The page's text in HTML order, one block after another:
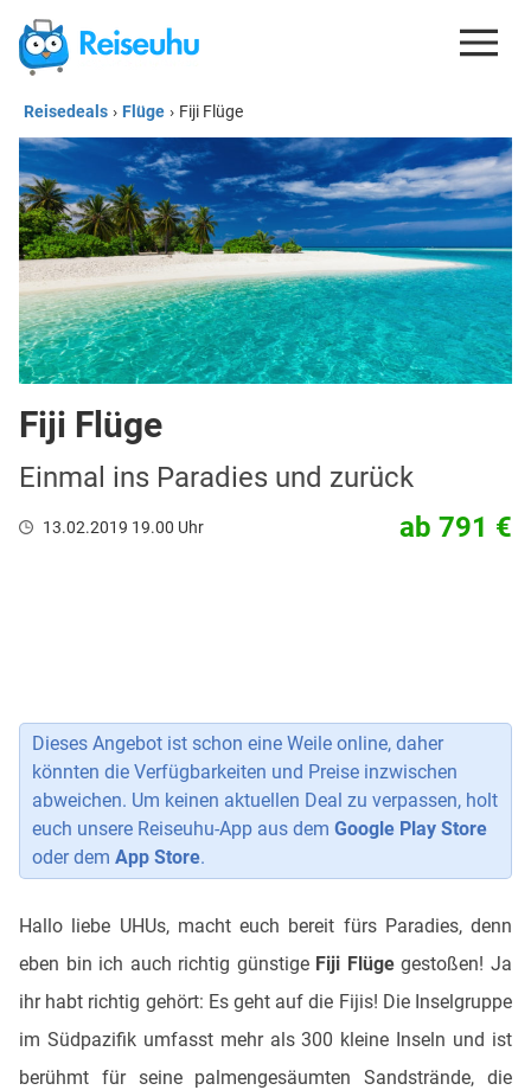
REISEDEALS
GUTSCHEINE
KREDITKARTEN
ESIM
REISEBLOG
Reisedeals › Flüge › Fiji Flüge
Fiji Flüge
Einmal ins Paradies und zurück
13.02.2019 19.00 Uhr ab 791 €
Dieses Angebot ist schon eine Weile online, daher
könnten die Verfügbarkeiten und Preise inzwischen
abweichen. Um keinen aktuellen Deal zu verpassen, holt
euch unsere Reiseuhu-App aus dem Google Play Store
oder dem App Store.
Hallo liebe UHUs, macht euch bereit fürs Paradies, denn
eben bin ich auch richtig günstige Fiji Flügegestoßen! Ja
ihr habt richtig gehört: Es geht auf die Fijis! Die Inselgruppe
im Südpazifik umfasst mehr als 300 kleine Inseln und ist
berühmt für seine palmengesäumten Sandstrände, die